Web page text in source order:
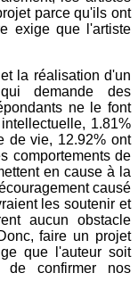
parce qu'ils ont
exige que l'artiste
la réalisation d'un
demande des
ne le font
1.81%
de vie, 12.92% ont
comportements de
en cause à la
causé
les soutenir et
aucun obstacle
faire un projet
que l'auteur soit
de confirmer nos